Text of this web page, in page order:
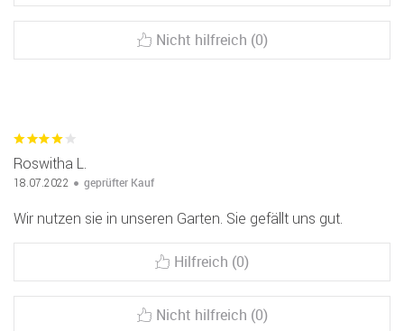
Nicht hilfreich (0)
Roswitha L.
18.07.2022 geprüfter Kauf
Wir nutzen sie in unseren Garten. Sie gefällt uns gut.
Hilfreich (0)
Nicht hilfreich (0)